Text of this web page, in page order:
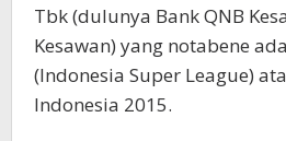
Tbk (dulunya Bank QNB
Kesawan) yang notabene
(Indonesia Super League)
Indonesia 2015.